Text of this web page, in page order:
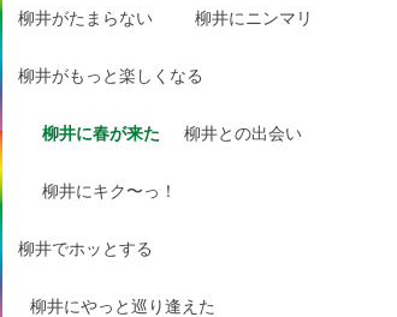
柳井がたまらない 柳井にニンマリ
柳井がもっと楽しくなる
柳井に春が来た 柳井との出会い
柳井にキク〜っ！
柳井でホッとする
柳井にやっと巡り逢えた